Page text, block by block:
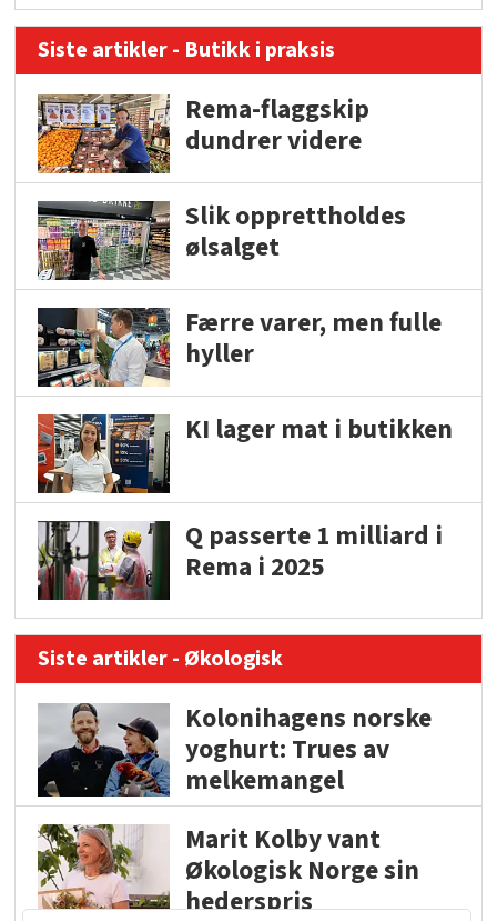
Siste artikler - Butikk i praksis
Rema-flaggskip
dundrer videre
Slik opprettholdes
ølsalget
Færre varer, men fulle
hyller
KI lager mat i butikken
Q passerte 1 milliard i
Rema i 2025
Siste artikler - Økologisk
Kolonihagens norske
yoghurt: Trues av
melkemangel
Marit Kolby vant
Økologisk Norge sin
hederspris